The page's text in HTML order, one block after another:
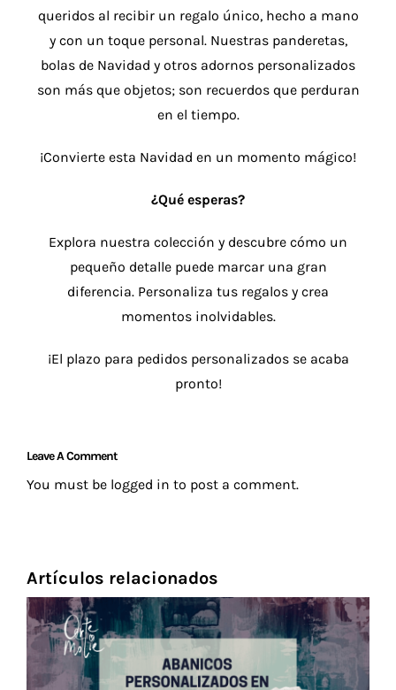
queridos al recibir un regalo único, hecho a mano
y con un toque personal. Nuestras panderetas,
bolas de Navidad y otros adornos personalizados
son más que objetos; son recuerdos que perduran
en el tiempo.
¡Convierte esta Navidad en un momento mágico!
¿Qué esperas?
Explora nuestra colección y descubre cómo un
pequeño detalle puede marcar una gran
diferencia. Personaliza tus regalos y crea
momentos inolvidables.
¡El plazo para pedidos personalizados se acaba
pronto!
Leave A Comment
You must be logged in to post a comment.
Artículos relacionados